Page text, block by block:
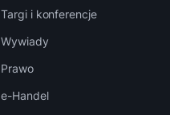
Targi i konferencje
Wywiady
Prawo
e-Handel